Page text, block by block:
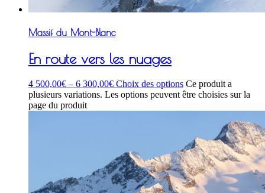
Massif du Mont-Blanc
En route vers les nuages
4 500,00€ – 6 300,00€ Choix des options Ce produit a
plusieurs variations. Les options peuvent être choisies sur la
page du produit